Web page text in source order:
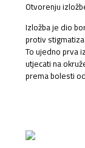
Otvorenju
Izložba je dio
protiv
To ujedno prva
utjecati na
prema bolesti